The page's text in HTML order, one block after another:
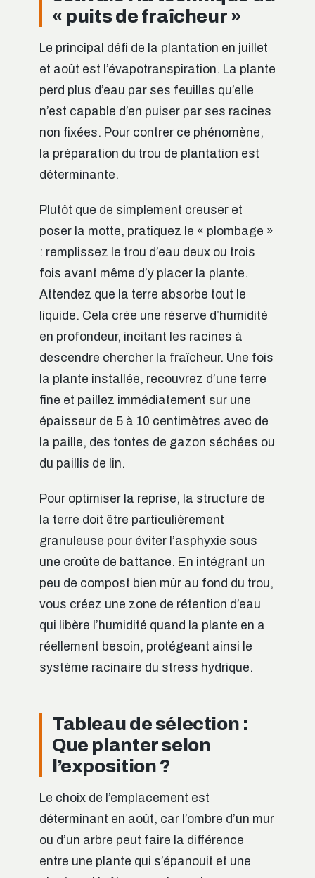
« puits de fraîcheur »
Le principal défi de la plantation en juillet
et août est l’évapotranspiration. La plante
perd plus d’eau par ses feuilles qu’elle
n’est capable d’en puiser par ses racines
non fixées. Pour contrer ce phénomène,
la préparation du trou de plantation est
déterminante.
Plutôt que de simplement creuser et
poser la motte, pratiquez le « plombage »
: remplissez le trou d’eau deux ou trois
fois avant même d’y placer la plante.
Attendez que la terre absorbe tout le
liquide. Cela crée une réserve d’humidité
en profondeur, incitant les racines à
descendre chercher la fraîcheur. Une fois
la plante installée, recouvrez d’une terre
fine et paillez immédiatement sur une
épaisseur de 5 à 10 centimètres avec de
la paille, des tontes de gazon séchées ou
du paillis de lin.
Pour optimiser la reprise, la structure de
la terre doit être particulièrement
granuleuse pour éviter l’asphyxie sous
une croûte de battance. En intégrant un
peu de compost bien mûr au fond du trou,
vous créez une zone de rétention d’eau
qui libère l’humidité quand la plante en a
réellement besoin, protégeant ainsi le
système racinaire du stress hydrique.
Tableau de sélection :
Que planter selon
l’exposition ?
Le choix de l’emplacement est
déterminant en août, car l’ombre d’un mur
ou d’un arbre peut faire la différence
entre une plante qui s’épanouit et une